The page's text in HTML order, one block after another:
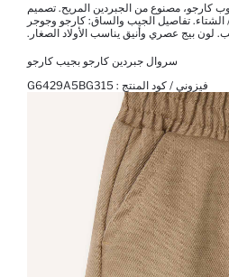
كارجو، مصنوع من الجبردين المريح. تصميم
تفاصيل الجيب والساق: كارجو وجوجر
لون بيج عصري وأنيق يناسب الأولاد الصغار.
سروال جبردين كارجو بجيب كارجو
فيزوني / كود المنتج : G6429A5BG315